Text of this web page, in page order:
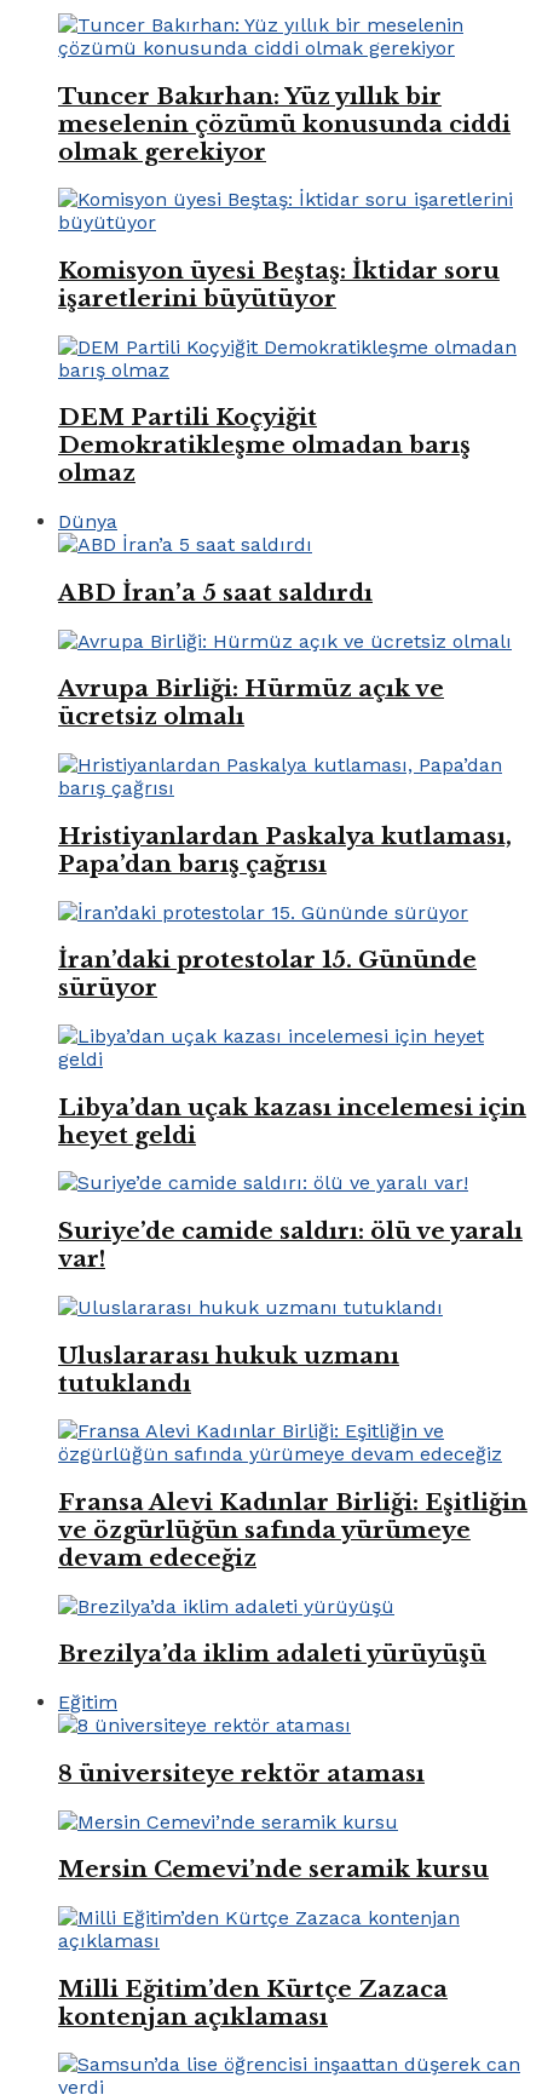
Tuncer Bakırhan: Yüz yıllık bir
meselenin çözümü konusunda ciddi
olmak gerekiyor
Komisyon üyesi Beştaş: İktidar soru
işaretlerini büyütüyor
DEM Partili Koçyiğit
Demokratikleşme olmadan barış
olmaz
Dünya
ABD İran’a 5 saat saldırdı
Avrupa Birliği: Hürmüz açık ve
ücretsiz olmalı
Hristiyanlardan Paskalya kutlaması,
Papa’dan barış çağrısı
İran’daki protestolar 15. Gününde
sürüyor
Libya’dan uçak kazası incelemesi için
heyet geldi
Suriye’de camide saldırı: ölü ve yaralı
var!
Uluslararası hukuk uzmanı
tutuklandı
Fransa Alevi Kadınlar Birliği: Eşitliğin
ve özgürlüğün safında yürümeye
devam edeceğiz
Brezilya’da iklim adaleti yürüyüşü
Eğitim
8 üniversiteye rektör ataması
Mersin Cemevi’nde seramik kursu
Milli Eğitim’den Kürtçe Zazaca
kontenjan açıklaması